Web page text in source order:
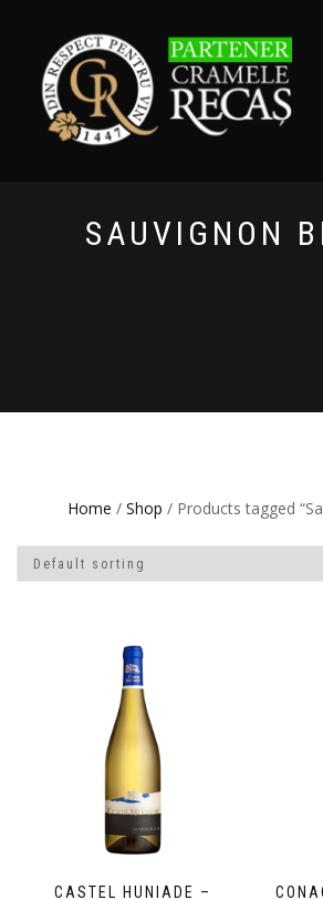
SAUVIGNON
Home / Shop / Products tagged
CASTEL HUNIADE –